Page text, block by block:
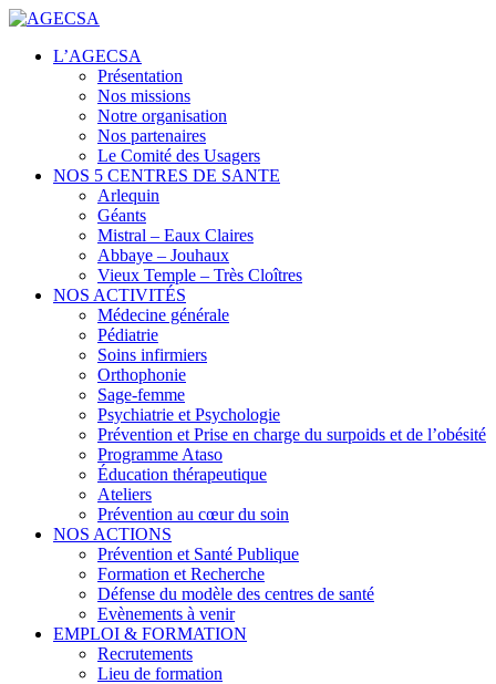
AGECSA
Centres de santé
L’AGECSA
Présentation
Nos missions
Notre organisation
Nos partenaires
Le Comité des Usagers
NOS 5 CENTRES DE SANTE
Arlequin
Géants
Mistral – Eaux Claires
Abbaye – Jouhaux
Vieux Temple – Très Cloîtres
NOS ACTIVITÉS
Médecine générale
Pédiatrie
Soins infirmiers
Orthophonie
Sage-femme
Psychiatrie et Psychologie
Prévention et Prise en charge du surpoids et de l’obésité
Programme Ataso
Éducation thérapeutique
Ateliers
Prévention au cœur du soin
NOS ACTIONS
Prévention et Santé Publique
Formation et Recherche
Défense du modèle des centres de santé
Evènements à venir
EMPLOI & FORMATION
Recrutements
Lieu de formation